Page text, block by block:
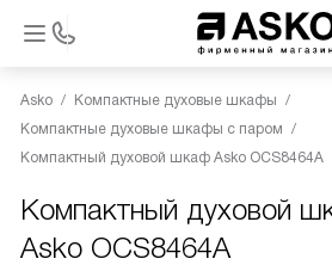
Asko
Компактные духовые шкафы
Компактные духовые шкафы с паром
Компактный духовой шкаф Asko OCS8464A
Компактный духовой
Asko OCS8464A